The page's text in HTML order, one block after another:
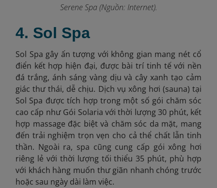
Serene Spa (Nguồn: Internet).
4. Sol Spa
Sol Spa gây ấn tượng với không gian mang nét cổ
điển kết hợp hiện đại, được bài trí tinh tế với nền
đá trắng, ánh sáng vàng dịu và cây xanh tạo cảm
giác thư thái, dễ chịu. Dịch vụ xông hơi (sauna) tại
Sol Spa được tích hợp trong một số gói chăm sóc
cao cấp như Gói Solaria với thời lượng 30 phút, kết
hợp massage đặc biệt và chăm sóc da mặt, mang
đến trải nghiệm trọn vẹn cho cả thể chất lẫn tinh
thần. Ngoài ra, spa cũng cung cấp gói xông hơi
riêng lẻ với thời lượng tối thiểu 35 phút, phù hợp
với khách hàng muốn thư giãn nhanh chóng trước
hoặc sau ngày dài làm việc.